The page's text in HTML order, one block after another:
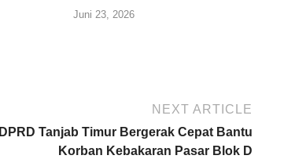
Juni 23, 2026
NEXT ARTICLE
DPRD Tanjab Timur Bergerak Cepat Bantu
Korban Kebakaran Pasar Blok D